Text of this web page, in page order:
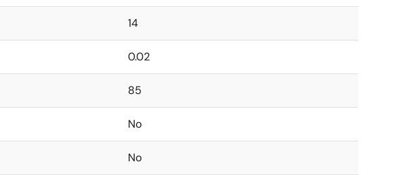
14
0.02
85
No
No